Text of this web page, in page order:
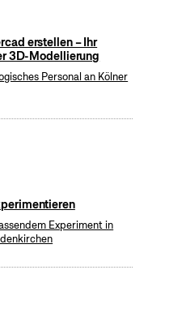
erstellen – Ihr
3D-Modellierung
Personal an Kölner
Experiment in